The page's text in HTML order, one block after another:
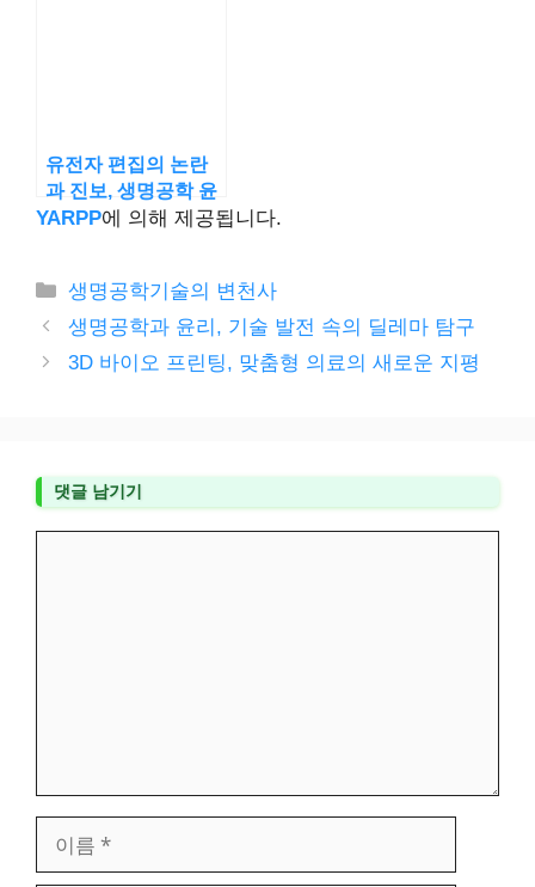
유전자 편집의 논란
과 진보, 생명공학 윤
리의 탐구
YARPP에 의해 제공됩니다.
카
테
리
생명공학기술의 변천사
생명공학과 윤리, 기술 발전 속의 딜레마 탐구
3D 바이오 프린팅, 맞춤형 의료의 새로운 지평
댓글 남기기